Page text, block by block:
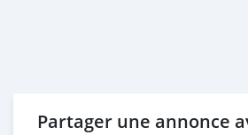
Partager une annonce